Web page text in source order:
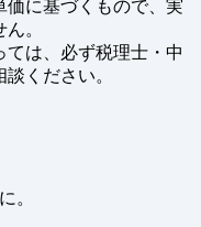
価に基づくもので、実
。
は、必ず税理士・中
ください。
。